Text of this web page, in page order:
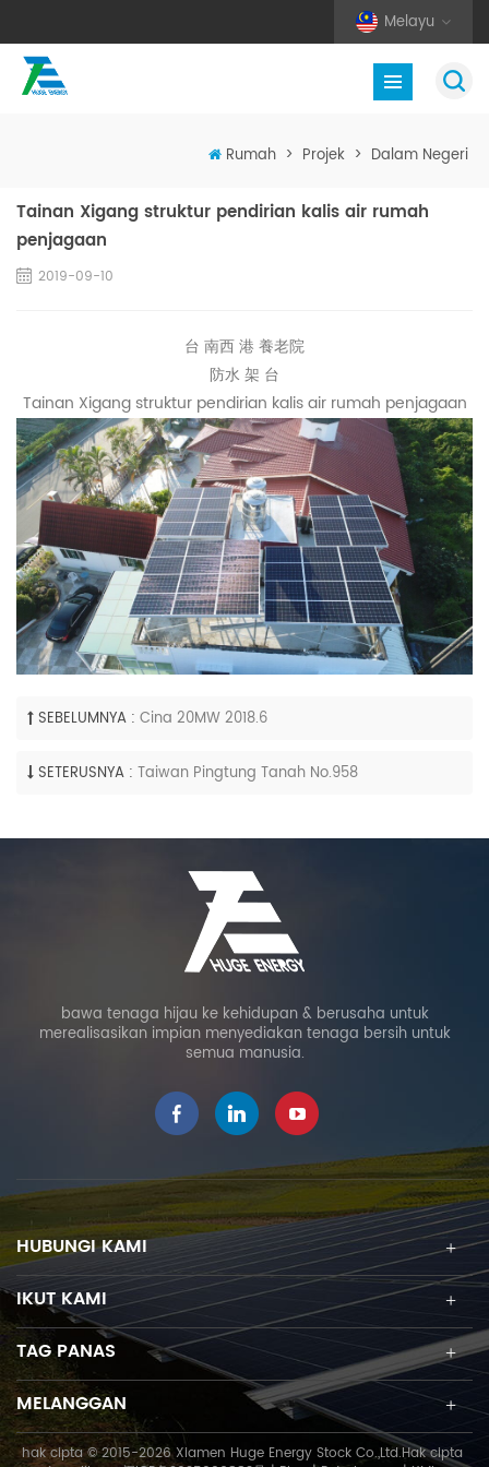
Melayu
Rumah > Projek > Dalam Negeri
Tainan Xigang struktur pendirian kalis air rumah
penjagaan
2019-09-10
台 南西 港 養老院
防水 架 台
Tainan Xigang struktur pendirian kalis air rumah penjagaan
SEBELUMNYA : Cina 20MW 2018.6
SETERUSNYA : Taiwan Pingtung Tanah No.958
bawa tenaga hijau ke kehidupan & berusaha untuk
merealisasikan impian menyediakan tenaga bersih untuk
semua manusia.
HUBUNGI KAMI
IKUT KAMI
TAG PANAS
MELANGGAN
hak cipta © 2015-2026 Xiamen Huge Energy Stock Co.,Ltd.Hak cipta